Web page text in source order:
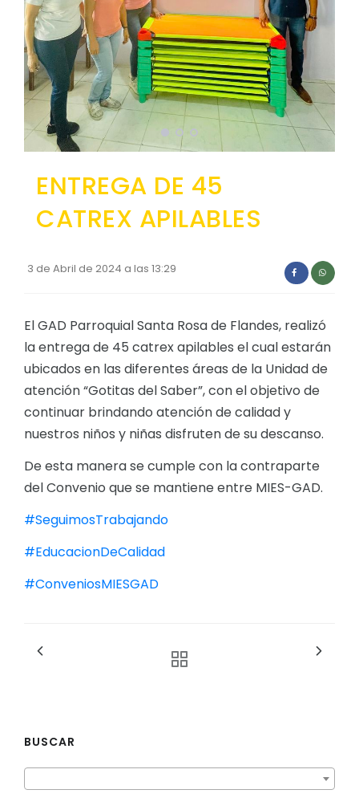
Convocatorias
GESTIÓN ADMINISTRATIVA
Plan de desarrollo y Ordenamiento Territorial -
Plan Anual Contratación - PAC
Plan Operativo Anual - POA
PRESUPUESTO: EJECUCIÓN Y REPORTES
Cédulas presupuestarias y balances
Obras y proyectos
ENTREGA DE 45
CATREX APILABLES
3 de Abril de 2024 a las 13:29
El GAD Parroquial Santa Rosa de Flandes, realizó
la entrega de 45 catrex apilables el cual estarán
ubicados en las diferentes áreas de la Unidad de
atención “Gotitas del Saber”, con el objetivo de
continuar brindando atención de calidad y
nuestros niños y niñas disfruten de su descanso.
De esta manera se cumple con la contraparte
del Convenio que se mantiene entre MIES-GAD.
#SeguimosTrabajando
#EducacionDeCalidad
#ConveniosMIESGAD
BUSCAR